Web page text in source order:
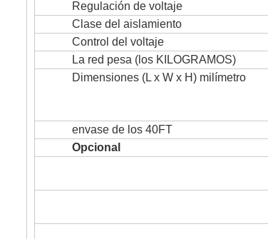
Regulación de voltaje
Clase del aislamiento
Control del voltaje
La red pesa (los KILOGRAMOS)
Dimensiones (L x W x H) milímetro
envase de los 40FT
Opcional